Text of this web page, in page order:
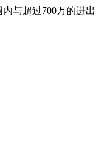
与超过700万的进出